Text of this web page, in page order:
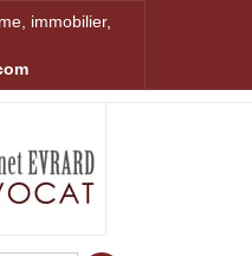
immobilier,